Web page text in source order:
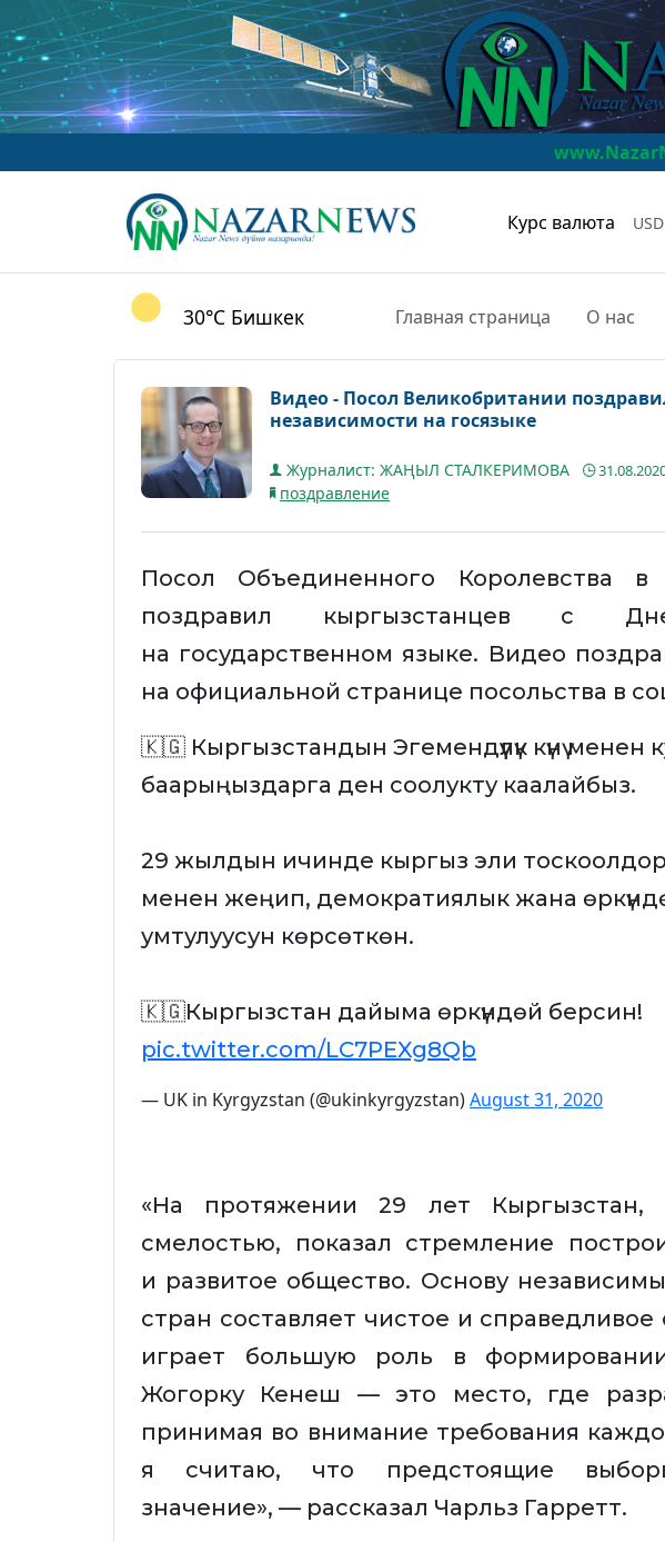
www.NazarNews.kg
Курс валюта USD
30°C Бишкек Главная страница О нас
Видео - Посол Великобритании
независимости на госязыке
Журналист: ЖАҢЫЛ СТАЛКЕРИМОВА
поздравление
Посол Объединенного Королевства
поздравил кыргызстанцев с
на государственном языке. Видео
на официальной странице посольства в
🇰🇬 Кыргызстандын Эгемендүүлүк күнү менен
баарыңыздарга ден соолукту каалайбыз.
29 жылдын ичинде кыргыз эли
менен жеңип, демократиялык жана
умтулуусун көрсөткөн.
🇰🇬Кыргызстан дайыма өркүндөй берсин!
pic.twitter.com/LC7PEXg8Qb
— UK in Kyrgyzstan (@ukinkyrgyzstan)August 31, 2020
«На протяжении 29 лет Кыргызстан,
смелостью, показал стремление
и развитое общество. Основу
стран составляет чистое и
играет большую роль в
Жогорку Кенеш — это место, где
принимая во внимание требования
я считаю, что предстоящие
значение», — рассказал Чарльз Гарретт.